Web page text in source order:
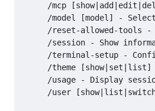
     /mcp
[show| add edit
     /model
[model]
/terminal-setup -
     /theme
[show| set list]
     /user
[show| list